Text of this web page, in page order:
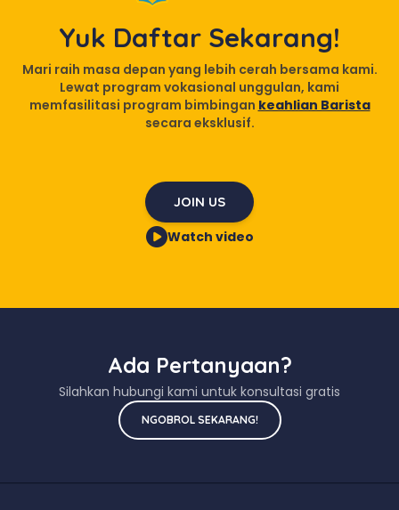
Yuk Daftar Sekarang!
Mari raih masa depan yang lebih cerah bersama kami.
Lewat program vokasional unggulan, kami
memfasilitasi program bimbingan keahlian Barista
secara eksklusif.
JOIN US
Watch video
Ada Pertanyaan?
Silahkan hubungi kami untuk konsultasi gratis
NGOBROL SEKARANG!